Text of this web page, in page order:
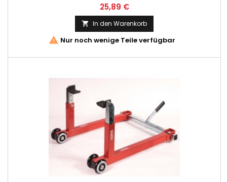
Preis
25,89 €
 In den Warenkorb
 Nur noch wenige Teile verfügbar